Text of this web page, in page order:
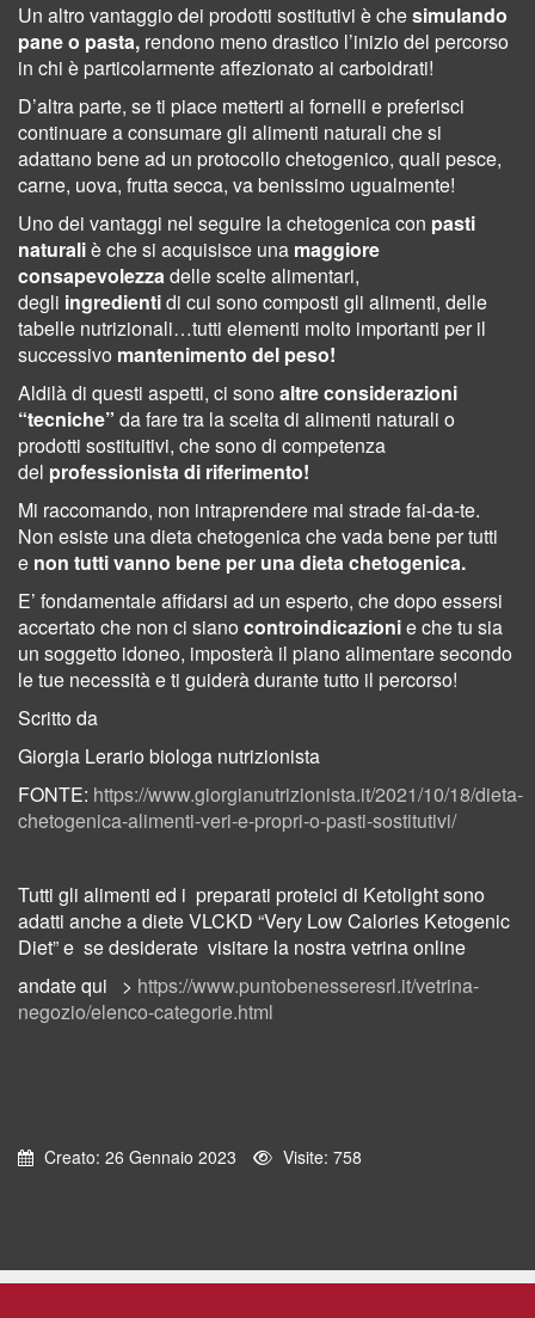
Un altro vantaggio dei prodotti sostitutivi è chesimulando
pane o pasta, rendono meno drastico l’inizio del percorso
in chi è particolarmente affezionato ai carboidrati!
D’altra parte, se ti piace metterti ai fornelli e preferisci
continuare a consumare gli alimenti naturali che si
adattano bene ad un protocollo chetogenico, quali pesce,
carne, uova, frutta secca, va benissimo ugualmente!
Uno dei vantaggi nel seguire la chetogenica con pasti
naturaliè che si acquisisce una maggiore
consapevolezzadelle scelte alimentari,
degli ingredientidi cui sono composti gli alimenti, delle
tabelle nutrizionali…tutti elementi molto importanti per il
successivo mantenimento del peso!
Aldilà di questi aspetti, ci sono altre considerazioni
“tecniche” da fare tra la scelta di alimenti naturali o
prodotti sostituitivi, che sono di competenza
del professionista di riferimento!
Mi raccomando, non intraprendere mai strade fai-da-te.
Non esiste una dieta chetogenica che vada bene per tutti
e non tutti vanno bene per una dieta chetogenica.
E’ fondamentale affidarsi ad un esperto, che dopo essersi
accertato che non ci siano controindicazionie che tu sia
un soggetto idoneo, imposterà il piano alimentare secondo
le tue necessità e ti guiderà durante tutto il percorso!
Scritto da
Giorgia Lerario biologa nutrizionista
FONTE: https://www.giorgianutrizionista.it/2021/10/18/dieta-
chetogenica-alimenti-veri-e-propri-o-pasti-sostitutivi/
Tutti gli alimenti ed i preparati proteici di Ketolight sono
adatti anche a diete VLCKD “Very Low Calories Ketogenic
Diet” e se desiderate visitare la nostra vetrina online
andate qui > https://www.puntobenesseresrl.it/vetrina-
negozio/elenco-categorie.html
Creato: 26 Gennaio 2023 Visite: 758